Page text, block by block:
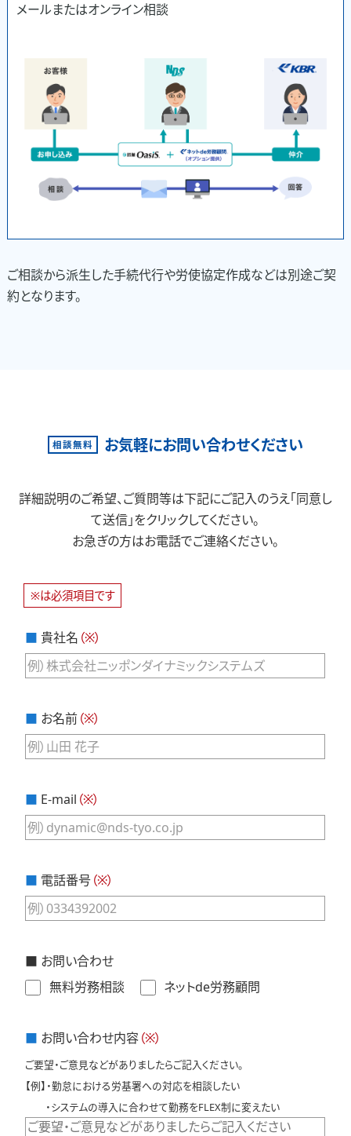
メールまたはオンライン相談
ご相談から派生した手続代行や労使協定作成などは別途ご契
約となります。
相談無料 お気軽にお問い合わせください
詳細説明のご希望、ご質問等は下記にご記入のうえ「同意し
て送信」をクリックしてください。
お急ぎの方はお電話でご連絡ください。
※は必須項目です
■ 貴社名 （※）
■ お名前（※）
■ E-mail （※）
■ 電話番号（※）
■ お問い合わせ
無料労務相談
ネットde労務顧問
■ お問い合わせ内容（※）
ご要望・ご意見などがありましたらご記入ください。
【例】・勤怠における労基署への対応を相談したい
・システムの導入に合わせて勤務をFLEX制に変えたい